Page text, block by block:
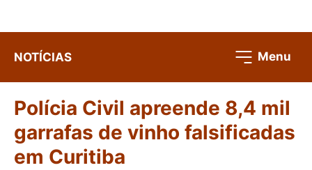
NOTÍCIAS Menu
Polícia Civil apreende 8,4 mil
garrafas de vinho falsificadas
em Curitiba